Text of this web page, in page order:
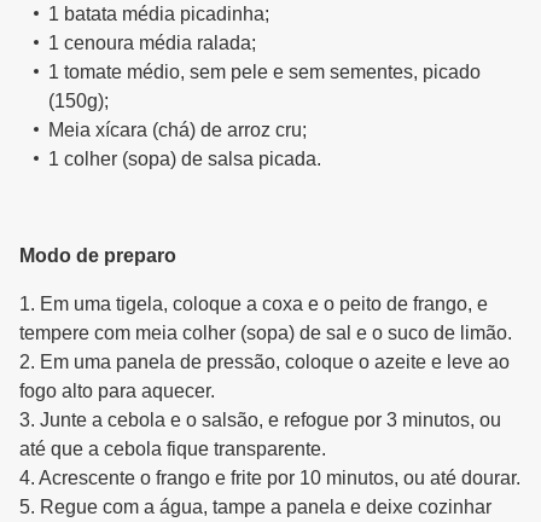
1 batata média picadinha;
1 cenoura média ralada;
1 tomate médio, sem pele e sem sementes, picado
(150g);
Meia xícara (chá) de arroz cru;
1 colher (sopa) de salsa picada.
Modo de preparo
1. Em uma tigela, coloque a coxa e o peito de frango, e
tempere com meia colher (sopa) de sal e o suco de limão.
2. Em uma panela de pressão, coloque o azeite e leve ao
fogo alto para aquecer.
3. Junte a cebola e o salsão, e refogue por 3 minutos, ou
até que a cebola fique transparente.
4. Acrescente o frango e frite por 10 minutos, ou até dourar.
5. Regue com a água, tampe a panela e deixe cozinhar